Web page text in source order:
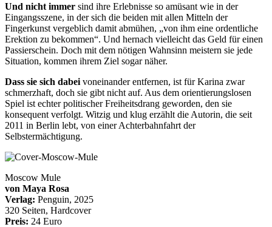
Und nicht immer sind ihre Erlebnisse so amüsant wie in der
Eingangsszene, in der sich die beiden mit allen Mitteln der
Fingerkunst vergeblich damit abmühen, „von ihm eine ordentliche
Erektion zu bekommen“. Und hernach vielleicht das Geld für einen
Passierschein. Doch mit dem nötigen Wahnsinn meistern sie jede
Situation, kommen ihrem Ziel sogar näher.
Dass sie sich dabei voneinander entfernen, ist für Karina zwar
schmerzhaft, doch sie gibt nicht auf. Aus dem orientierungslosen
Spiel ist echter politischer Freiheitsdrang geworden, den sie
konsequent verfolgt. Witzig und klug erzählt die Autorin, die seit
2011 in Berlin lebt, von einer Achterbahnfahrt der
Selbstermächtigung.
Moscow Mule
von Maya Rosa
Verlag: Penguin, 2025
320 Seiten, Hardcover
Preis: 24 Euro